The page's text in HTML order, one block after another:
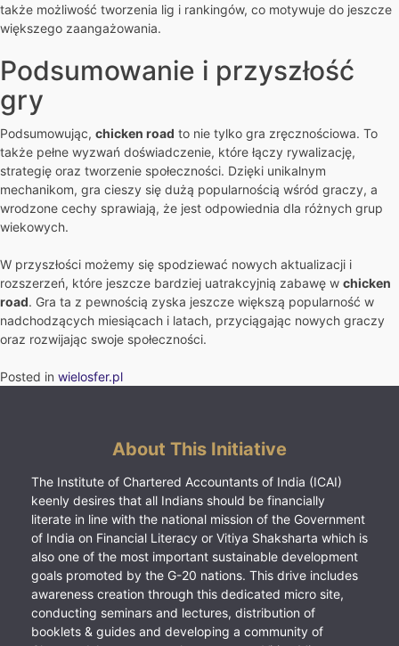
także możliwość tworzenia lig i rankingów, co motywuje do jeszcze
większego zaangażowania.
Podsumowanie i przyszłość
gry
Podsumowując, chicken road to nie tylko gra zręcznościowa. To
także pełne wyzwań doświadczenie, które łączy rywalizację,
strategię oraz tworzenie społeczności. Dzięki unikalnym
mechanikom, gra cieszy się dużą popularnością wśród graczy, a
wrodzone cechy sprawiają, że jest odpowiednia dla różnych grup
wiekowych.
W przyszłości możemy się spodziewać nowych aktualizacji i
rozszerzeń, które jeszcze bardziej uatrakcyjnią zabawę w chicken
road. Gra ta z pewnością zyska jeszcze większą popularność w
nadchodzących miesiącach i latach, przyciągając nowych graczy
oraz rozwijając swoje społeczności.
Posted in wielosfer.pl
About This Initiative
The Institute of Chartered Accountants of India (ICAI)
keenly desires that all Indians should be financially
literate in line with the national mission of the Government
of India on Financial Literacy or Vitiya Shaksharta which is
also one of the most important sustainable development
goals promoted by the G-20 nations. This drive includes
awareness creation through this dedicated micro site,
conducting seminars and lectures, distribution of
booklets & guides and developing a community of